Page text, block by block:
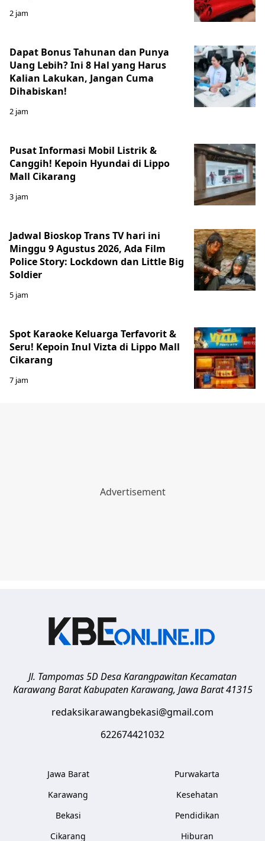
2 jam
Dapat Bonus Tahunan dan Punya
Uang Lebih? Ini 8 Hal yang Harus
Kalian Lakukan, Jangan Cuma
Dihabiskan!
2 jam
Pusat Informasi Mobil Listrik &
Canggih! Kepoin Hyundai di Lippo
Mall Cikarang
3 jam
Jadwal Bioskop Trans TV hari ini
Minggu 9 Agustus 2026, Ada Film
Police Story: Lockdown dan Little Big
Soldier
5 jam
Spot Karaoke Keluarga Terfavorit &
Seru! Kepoin Inul Vizta di Lippo Mall
Cikarang
7 jam
Jl. Tampomas 5D Desa Karangpawitan Kecamatan
Karawang Barat Kabupaten Karawang, Jawa Barat 41315
redaksikarawangbekasi@gmail.com
622674421032
Jawa Barat
Karawang
Bekasi
Cikarang
Purwakarta
Kesehatan
Pendidikan
Hiburan